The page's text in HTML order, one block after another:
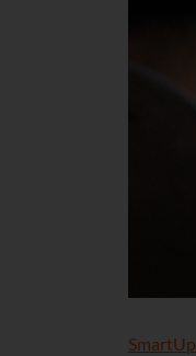
SmartUp